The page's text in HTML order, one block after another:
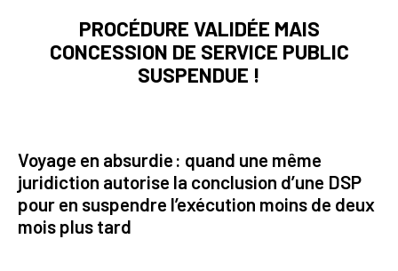
PROCÉDURE VALIDÉE MAIS
CONCESSION DE SERVICE PUBLIC
SUSPENDUE !
Voyage en absurdie : quand une même
juridiction autorise la conclusion d’une DSP
pour en suspendre l’exécution moins de deux
mois plus tard